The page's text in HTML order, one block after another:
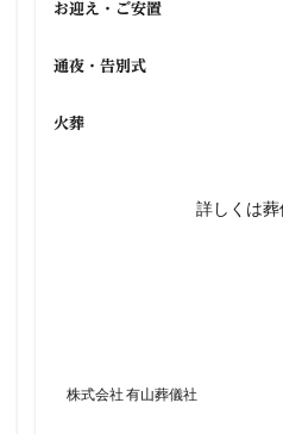
お迎え・ご安置
通夜・告別式
火葬
詳しくは葬
株式会社 有山葬儀社